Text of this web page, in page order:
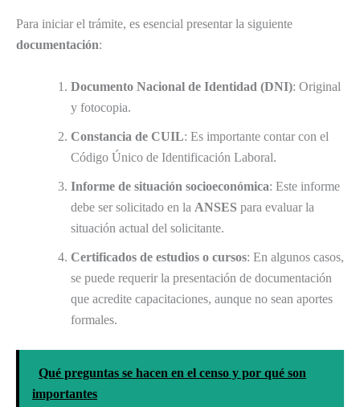
Para iniciar el trámite, es esencial presentar la siguiente
documentación:
Documento Nacional de Identidad (DNI): Original
y fotocopia.
Constancia de CUIL: Es importante contar con el
Código Único de Identificación Laboral.
Informe de situación socioeconómica: Este informe
debe ser solicitado en la ANSES para evaluar la
situación actual del solicitante.
Certificados de estudios o cursos: En algunos casos,
se puede requerir la presentación de documentación
que acredite capacitaciones, aunque no sean aportes
formales.
Qué preguntas se hacen en el censo y por qué son
importantes